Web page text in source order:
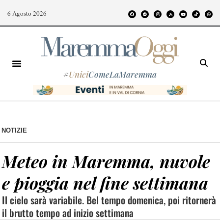
6 Agosto 2026
#UniciComeLaMaremma
NOTIZIE
Meteo in Maremma, nuvole
e pioggia nel fine settimana
Il cielo sarà variabile. Bel tempo domenica, poi ritornerà
il brutto tempo ad inizio settimana